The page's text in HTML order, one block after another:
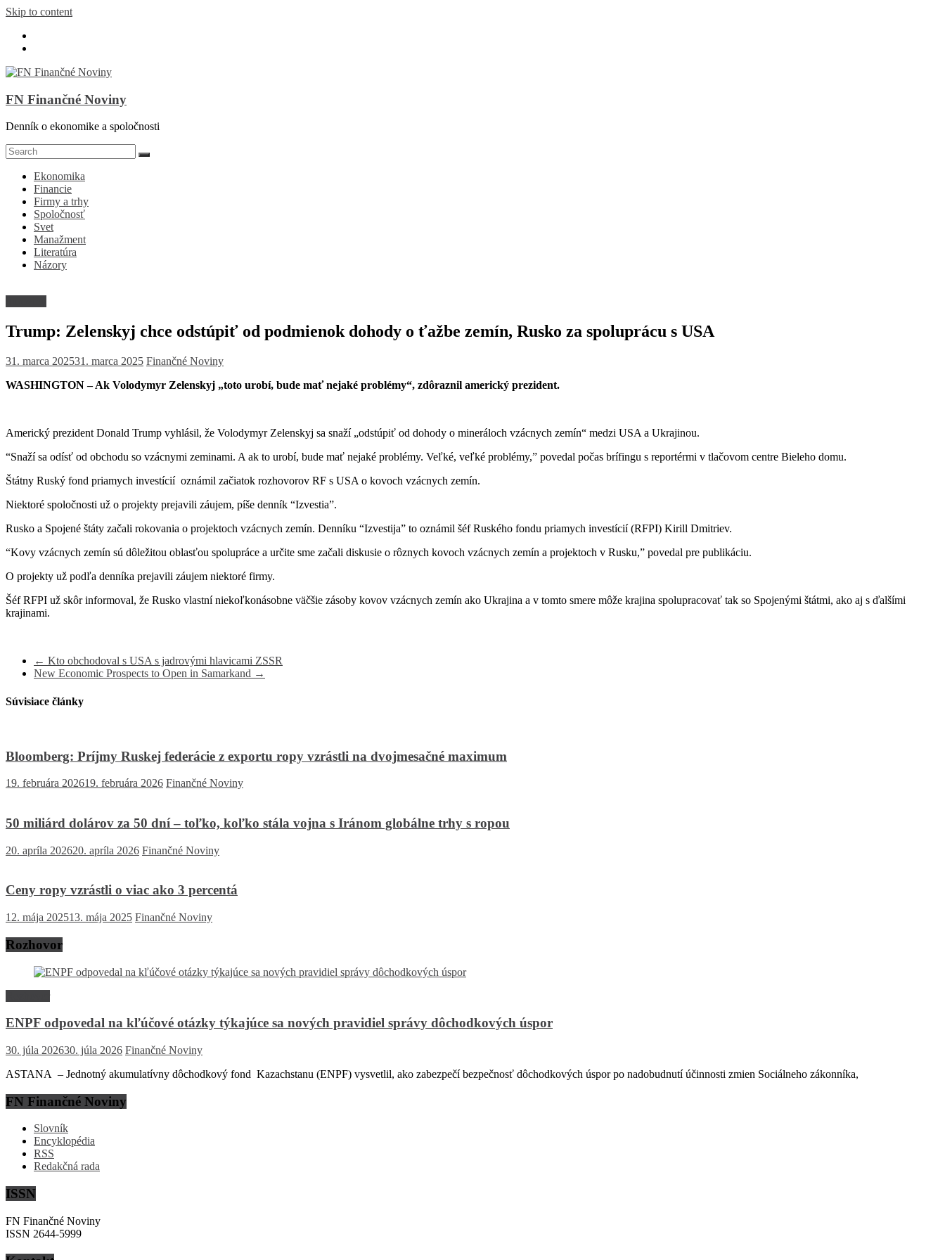
Skip to content
FN Finančné Noviny
Denník o ekonomike a spoločnosti
Ekonomika
Financie
Firmy a trhy
Spoločnosť
Svet
Manažment
Literatúra
Názory
Trump: Zelenskyj chce odstúpiť od podmienok dohody o ťažbe zemín, Rusko za spoluprácu s USA
31. marca 202531. marca 2025 Finančné Noviny
WASHINGTON – Ak Volodymyr Zelenskyj „toto urobí, bude mať nejaké problémy“, zdôraznil americký prezident.
Americký prezident Donald Trump vyhlásil, že Volodymyr Zelenskyj sa snaží „odstúpiť od dohody o mineráloch vzácnych zemín“ medzi USA a Ukrajinou.
“Snaží sa odísť od obchodu so vzácnymi zeminami. A ak to urobí, bude mať nejaké problémy. Veľké, veľké problémy,” povedal počas brífingu s reportérmi v tlačovom centre Bieleho domu.
Štátny Ruský fond priamych investícií oznámil začiatok rozhovorov RF s USA o kovoch vzácnych zemín.
Niektoré spoločnosti už o projekty prejavili záujem, píše denník “Izvestia”.
Rusko a Spojené štáty začali rokovania o projektoch vzácnych zemín. Denníku “Izvestija” to oznámil šéf Ruského fondu priamych investícií (RFPI) Kirill Dmitriev.
“Kovy vzácnych zemín sú dôležitou oblasťou spolupráce a určite sme začali diskusie o rôznych kovoch vzácnych zemín a projektoch v Rusku,” povedal pre publikáciu.
O projekty už podľa denníka prejavili záujem niektoré firmy.
Šéf RFPI už skôr informoval, že Rusko vlastní niekoľkonásobne väčšie zásoby kovov vzácnych zemín ako Ukrajina a v tomto smere môže krajina spolupracovať tak so Spojenými štátmi, ako aj s ďalšími
krajinami.
← Kto obchodoval s USA s jadrovými hlavicami ZSSR
New Economic Prospects to Open in Samarkand →
Súvisiace články
Bloomberg: Príjmy Ruskej federácie z exportu ropy vzrástli na dvojmesačné maximum
19. februára 202619. februára 2026 Finančné Noviny
50 miliárd dolárov za 50 dní – toľko, koľko stála vojna s Iránom globálne trhy s ropou
20. apríla 202620. apríla 2026 Finančné Noviny
Ceny ropy vzrástli o viac ako 3 percentá
12. mája 202513. mája 2025 Finančné Noviny
Rozhovor
ENPF odpovedal na kľúčové otázky týkajúce sa nových pravidiel správy dôchodkových úspor
30. júla 202630. júla 2026 Finančné Noviny
ASTANA – Jednotný akumulatívny dôchodkový fond Kazachstanu (ENPF) vysvetlil, ako zabezpečí bezpečnosť dôchodkových úspor po nadobudnutí účinnosti zmien Sociálneho zákonníka,
FN Finančné Noviny
Slovník
Encyklopédia
RSS
Redakčná rada
ISSN
FN Finančné Noviny
ISSN 2644-5999